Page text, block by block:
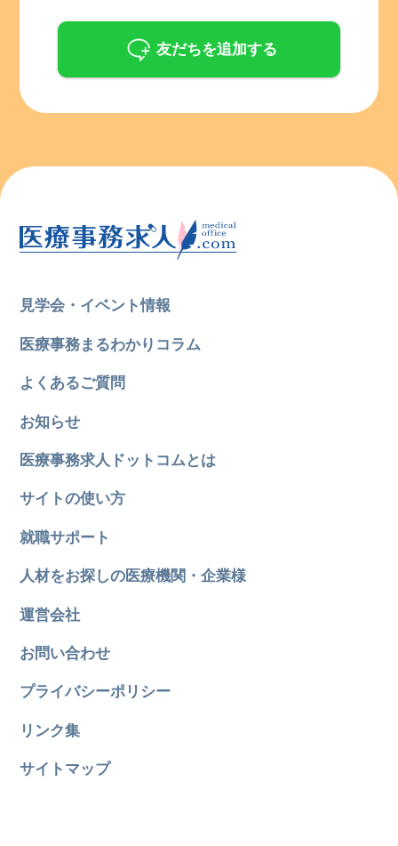
友だちを追加する
見学会・イベント情報
医療事務まるわかりコラム
よくあるご質問
お知らせ
医療事務求人ドットコムとは
サイトの使い方
就職サポート
人材をお探しの医療機関・企業様
運営会社
お問い合わせ
プライバシーポリシー
リンク集
サイトマップ